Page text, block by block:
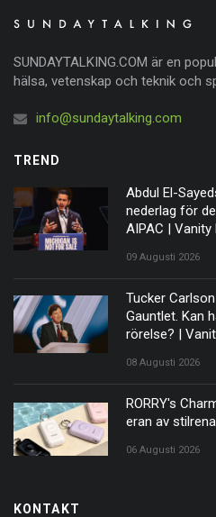
SUNDAYTALKING.COM är en
hälsa, vetenskap och teknik och
info@sundaytalking.com
TREND
Abdul El-
nederlag för
AIPAC | Vanity
09 Augusti 2026
Tucker
Gauntlet. Kan
rörelse? |
08 Augusti 2026
RORRY's
eran av
06 Augusti 2026
KONTAKT